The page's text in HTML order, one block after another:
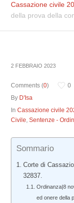
Cassazione civile
della prova della
2 FEBBRAIO 2023
Comments (0)
0
By D'Isa
InCassazione civile
Civile,Sentenze -
Sommario
Corte di
32837.
Ordinanza|8
ed onere della